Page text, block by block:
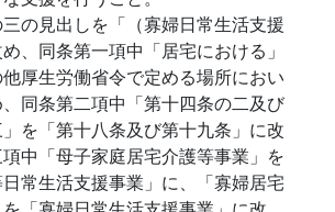
の見出しを「（寡婦日常生活支援
、同条第一項中「居宅における」
厚生労働省令で定める場所におい
同条第二項中「第十四条の二及び
を「第十八条及び第十九条」に改
中「母子家庭居宅介護等事業」を
日常生活支援事業」に、「寡婦居宅